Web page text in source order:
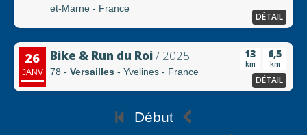
et-Marne - France
DÉTAIL
26
JANV
Bike & Run du Roi/ 2025
78 - Versailles - Yvelines - France
13
km
6,5
km
DÉTAIL
Début